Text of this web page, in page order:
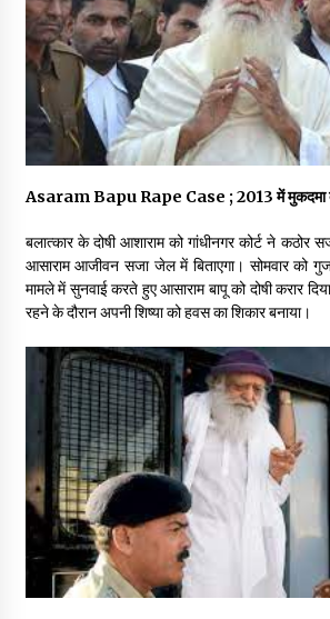
May 14, 2022
Thought Of The Day 13 May
May 13, 2022
Thought Of The Day 12
Thought Of The Day 11 May
May 11, 2022
Thought Of The Day 10 May
May 10, 2022
Thought Of The Day 9 May
May 9, 2022
Asaram Bapu Rape Case ; 2013 में मुकदमा
बलात्कार के दोषी आशाराम को गांधीनगर कोर्ट ने कठोर
आसाराम आजीवन सजा जेल में बिताएगा। सोमवार को
मामले में सुनवाई करते हुए आसाराम बापू को दोषी करार
रहने के दौरान अपनी शिष्या को हवस का शिकार बनाया।